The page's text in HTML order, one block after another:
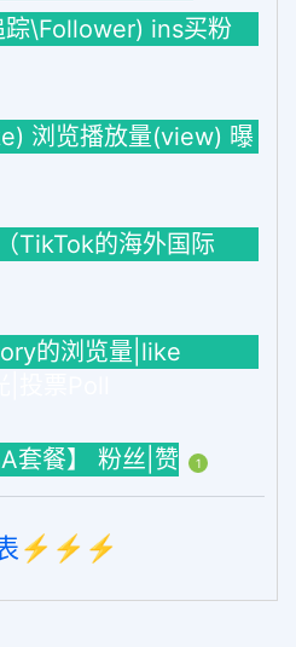
\Follower) ins买粉
浏览播放量(view) 曝
TikTok的海外国际
的浏览量|like
套餐】 粉丝|赞 1
⚡️⚡️⚡️